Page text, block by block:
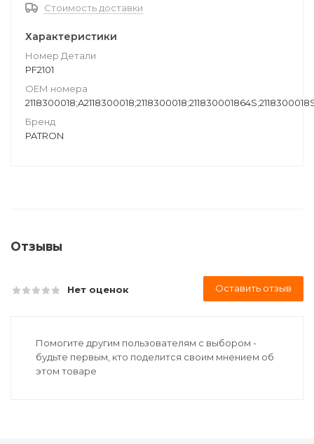
Стоимость доставки
Характеристики
Номер Детали
PF2101
ОЕМ номера
Бренд
PATRON
Отзывы
Нет оценок Оставить отзыв
Помогите другим пользователям с выбором -
будьте первым, кто поделится своим мнением об
этом товаре